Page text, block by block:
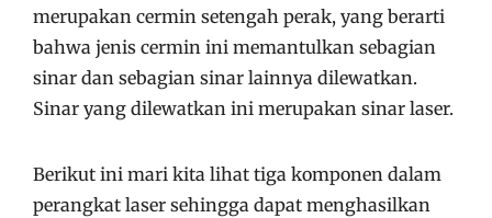
merupakan cermin setengah perak, yang berarti
bahwa jenis cermin ini memantulkan sebagian
sinar dan sebagian sinar lainnya dilewatkan.
Sinar yang dilewatkan ini merupakan sinar laser.
Berikut ini mari kita lihat tiga komponen dalam
perangkat laser sehingga dapat menghasilkan